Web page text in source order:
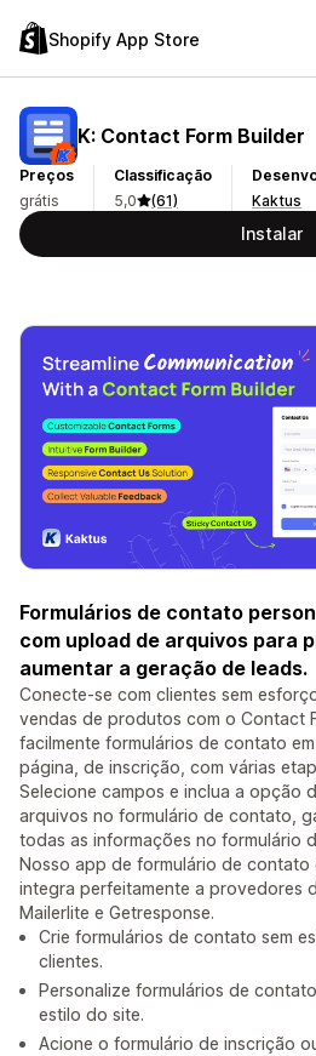
Shopify App Store
K: Contact Form Builder
Preços
grátis
Classificação
5,0
(61)
Kaktus
Instalar
Formulários de contato
com upload de arquivos para
aumentar a geração de leads.
Conecte-se com clientes sem
vendas de produtos com o Contact
facilmente formulários de contato
página, de inscrição, com várias
Selecione campos e inclua a opção
arquivos no formulário de contato,
todas as informações no formulário
Nosso app de formulário de contato
integra perfeitamente a provedores
Mailerlite e Getresponse.
Crie formulários de contato sem
clientes.
Personalize formulários de
estilo do site.
Acione o formulário de inscrição